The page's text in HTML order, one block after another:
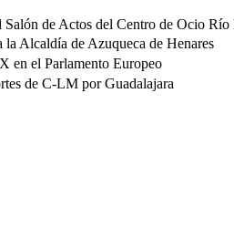
Salón de Actos del Centro de Ocio
Alcaldía de Azuqueca de Henares
en el Parlamento Europeo
de C-LM por Guadalajara